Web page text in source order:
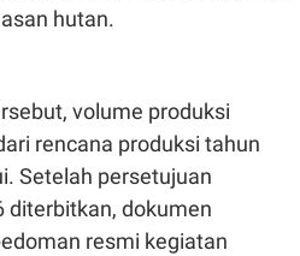
hutan.
volume produksi
rencana produksi tahun
Setelah persetujuan
diterbitkan, dokumen
resmi kegiatan